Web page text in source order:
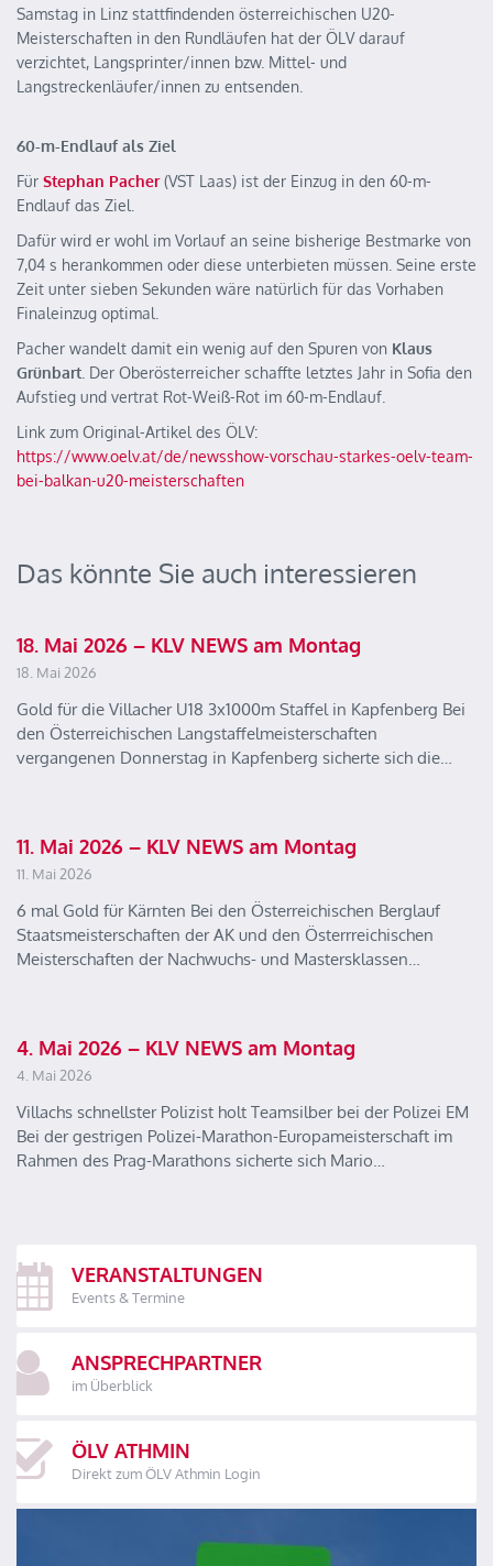
Samstag in Linz stattfindenden österreichischen U20-
Meisterschaften in den Rundläufen hat der ÖLV darauf
verzichtet, Langsprinter/innen bzw. Mittel- und
Langstreckenläufer/innen zu entsenden.
60-m-Endlauf als Ziel
Für Stephan Pacher(VST Laas) ist der Einzug in den 60-m-
Endlauf das Ziel.
Dafür wird er wohl im Vorlauf an seine bisherige Bestmarke von
7,04 s herankommen oder diese unterbieten müssen. Seine erste
Zeit unter sieben Sekunden wäre natürlich für das Vorhaben
Finaleinzug optimal.
Pacher wandelt damit ein wenig auf den Spuren von Klaus
Grünbart . Der Oberösterreicher schaffte letztes Jahr in Sofia den
Aufstieg und vertrat Rot-Weiß-Rot im 60-m-Endlauf.
Link zum Original-Artikel des ÖLV:
https://www.oelv.at/de/newsshow-vorschau-starkes-oelv-team-
bei-balkan-u20-meisterschaften
Das könnte Sie auch interessieren
18. Mai 2026 – KLV NEWS am Montag
18. Mai 2026
Gold für die Villacher U18 3x1000m Staffel in Kapfenberg Bei
den Österreichischen Langstaffelmeisterschaften
vergangenen Donnerstag in Kapfenberg sicherte sich die…
11. Mai 2026 – KLV NEWS am Montag
11. Mai 2026
6 mal Gold für Kärnten Bei den Österreichischen Berglauf
Staatsmeisterschaften der AK und den Österrreichischen
Meisterschaften der Nachwuchs- und Mastersklassen…
4. Mai 2026 – KLV NEWS am Montag
4. Mai 2026
Villachs schnellster Polizist holt Teamsilber bei der Polizei EM
Bei der gestrigen Polizei-Marathon-Europameisterschaft im
Rahmen des Prag-Marathons sicherte sich Mario…
VERANSTALTUNGEN
Events & Termine
ANSPRECHPARTNER
im Überblick
ÖLV ATHMIN
Direkt zum ÖLV Athmin Login